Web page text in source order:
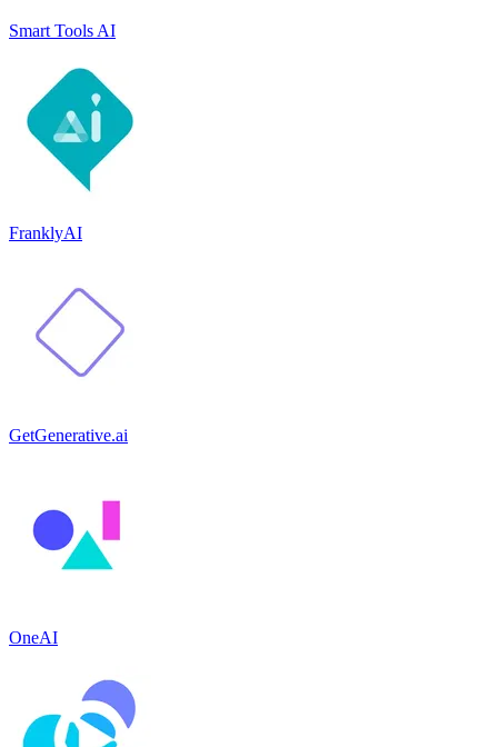
Smart Tools AI
FranklyAI
GetGenerative.ai
OneAI